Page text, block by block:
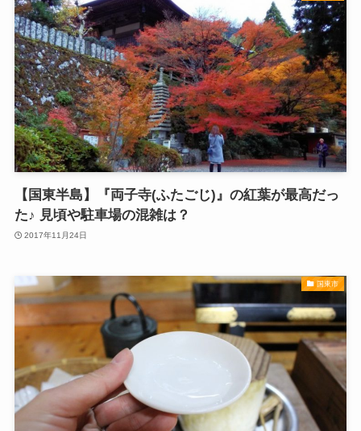
【国東半島】『両子寺(ふたごじ)』の紅葉が最高だっ
た♪ 見頃や駐車場の混雑は？
2017年11月24日
国東市